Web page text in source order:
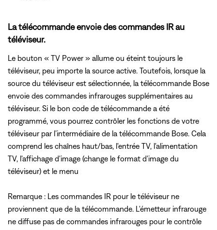
La télécommande envoie des commandes IR au
téléviseur.
Le bouton « TV Power » allume ou éteint toujours le
téléviseur, peu importe la source active. Toutefois, lorsque la
source du téléviseur est sélectionnée, la télécommande Bose
envoie des commandes infrarouges supplémentaires au
téléviseur. Si le bon code de télécommande a été
programmé, vous pourrez contrôler les fonctions de votre
téléviseur par l’intermédiaire de la télécommande Bose. Cela
comprend les chaînes haut/bas, l'entrée TV, l'alimentation
TV, l'affichage d'image (change le format d'image du
téléviseur) et le menu
Remarque : Les commandes IR pour le téléviseur ne
proviennent que de la télécommande. L'émetteur infrarouge
ne diffuse pas de commandes infrarouges pour le contrôle